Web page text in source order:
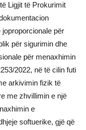
Ligjit të Prokurimit
për
për sigurimin dhe
për menaxhimin
2022, në të cilin futi
arkivimin fizik të
me zhvillimin e një
e
softuerike, gjë që